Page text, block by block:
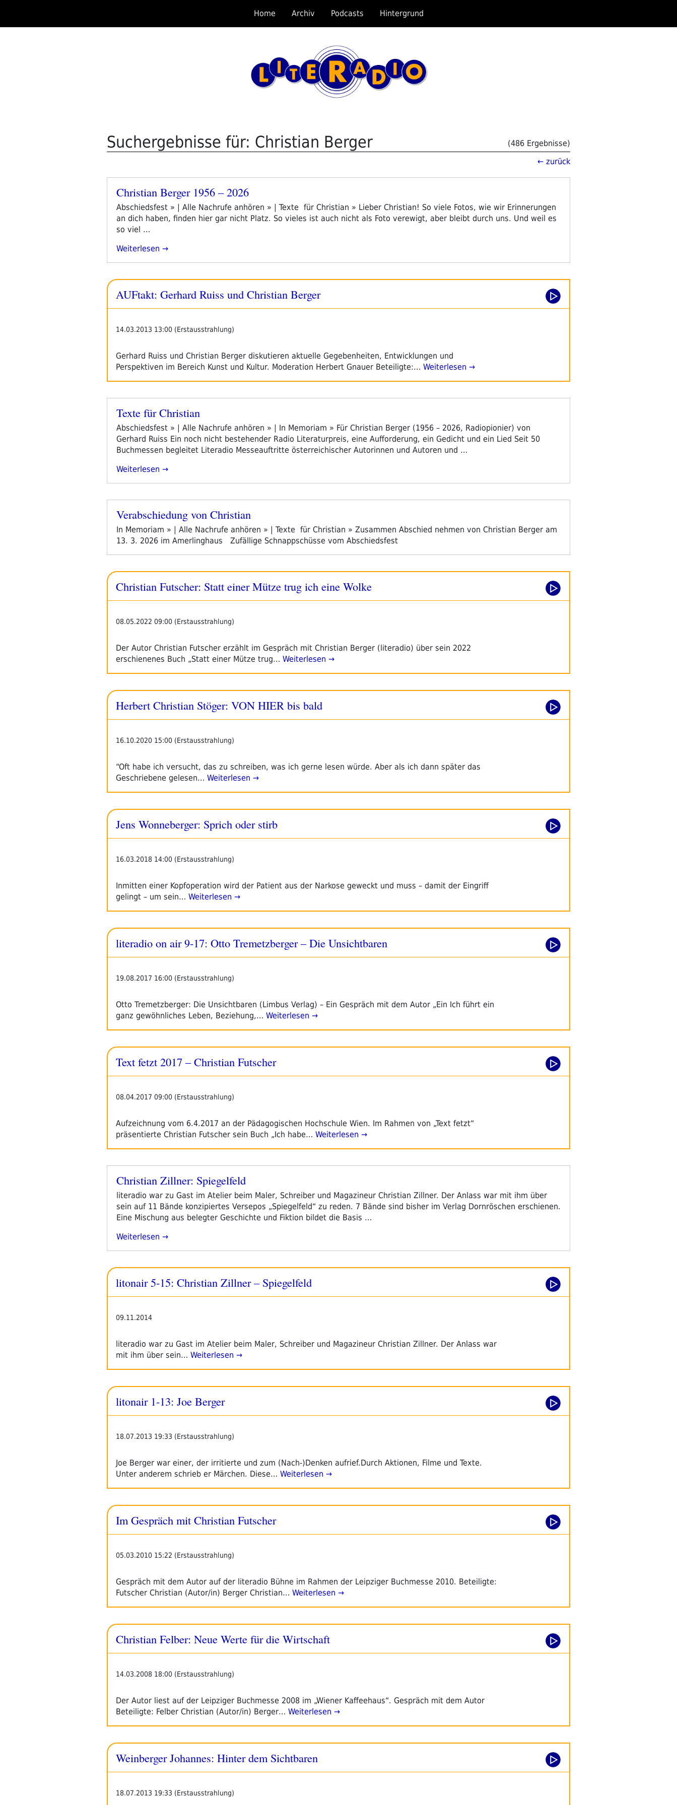
springen
Home Archiv Podcasts Hintergrund
Suchergebnisse für: Christian Berger
(486 Ergebnisse)
← zurück
Veröffentlicht
am
Christian Berger 1956 – 2026
Abschiedsfest » | Alle Nachrufe anhören » | Texte für Christian » Lieber Christian! So viele Fotos, wie wir Erinnerungen
an dich haben, finden hier gar nicht Platz. So vieles ist auch nicht als Foto verewigt, aber bleibt durch uns. Und weil es
so viel …
„Christian
–
2026“
Weiterlesen
AUFtakt: Gerhard Ruiss und Christian Berger
14.03.2013 13:00 (Erstausstrahlung)
Gerhard Ruiss und Christian Berger diskutieren aktuelle Gegebenheiten, Entwicklungen und
Perspektiven im Bereich Kunst und Kultur. Moderation Herbert Gnauer Beteiligte:… Weiterlesen →
Veröffentlicht
am
Texte für Christian
Abschiedsfest » | Alle Nachrufe anhören » | In Memoriam » Für Christian Berger (1956 – 2026, Radiopionier) von
Gerhard Ruiss Ein noch nicht bestehender Radio Literaturpreis, eine Aufforderung, ein Gedicht und ein Lied Seit 50
Buchmessen begleitet Literadio Messeauftritte österreichischer Autorinnen und Autoren und …
„Texte
Weiterlesen
Veröffentlicht
Verabschiedung von Christian
In Memoriam » | Alle Nachrufe anhören » | Texte für Christian » Zusammen Abschied nehmen von Christian Berger am
13. 3. 2026 im Amerlinghaus Zufällige Schnappschüsse vom Abschiedsfest
Christian Futscher: Statt einer Mütze trug ich eine Wolke
08.05.2022 09:00 (Erstausstrahlung)
Der Autor Christian Futscher erzählt im Gespräch mit Christian Berger (literadio) über sein 2022
erschienenes Buch „Statt einer Mütze trug… Weiterlesen →
Herbert Christian Stöger: VON HIER bis bald
16.10.2020 15:00 (Erstausstrahlung)
“Oft habe ich versucht, das zu schreiben, was ich gerne lesen würde. Aber als ich dann später das
Geschriebene gelesen… Weiterlesen →
Jens Wonneberger: Sprich oder stirb
16.03.2018 14:00 (Erstausstrahlung)
Inmitten einer Kopfoperation wird der Patient aus der Narkose geweckt und muss – damit der Eingriff
gelingt – um sein… Weiterlesen →
literadio on air 9-17: Otto Tremetzberger – Die Unsichtbaren
19.08.2017 16:00 (Erstausstrahlung)
Otto Tremetzberger: Die Unsichtbaren (Limbus Verlag) – Ein Gespräch mit dem Autor „Ein Ich führt ein
ganz gewöhnliches Leben, Beziehung,… Weiterlesen →
Text fetzt 2017 – Christian Futscher
08.04.2017 09:00 (Erstausstrahlung)
Aufzeichnung vom 6.4.2017 an der Pädagogischen Hochschule Wien. Im Rahmen von „Text fetzt“
präsentierte Christian Futscher sein Buch „Ich habe… Weiterlesen →
Veröffentlicht
Christian Zillner: Spiegelfeld
literadio war zu Gast im Atelier beim Maler, Schreiber und Magazineur Christian Zillner. Der Anlass war mit ihm über
sein auf 11 Bände konzipiertes Versepos „Spiegelfeld“ zu reden. 7 Bände sind bisher im Verlag Dornröschen erschienen.
Eine Mischung aus belegter Geschichte und Fiktion bildet die Basis …
„Christian
Weiterlesen
litonair 5-15: Christian Zillner – Spiegelfeld
09.11.2014
literadio war zu Gast im Atelier beim Maler, Schreiber und Magazineur Christian Zillner. Der Anlass war
mit ihm über sein… Weiterlesen →
litonair 1-13: Joe Berger
18.07.2013 19:33 (Erstausstrahlung)
Joe Berger war einer, der irritierte und zum (Nach-)Denken aufrief.Durch Aktionen, Filme und Texte.
Unter anderem schrieb er Märchen. Diese… Weiterlesen →
Im Gespräch mit Christian Futscher
05.03.2010 15:22 (Erstausstrahlung)
Gespräch mit dem Autor auf der literadio Bühne im Rahmen der Leipziger Buchmesse 2010. Beteiligte:
Futscher Christian (Autor/in) Berger Christian… Weiterlesen →
Christian Felber: Neue Werte für die Wirtschaft
14.03.2008 18:00 (Erstausstrahlung)
Der Autor liest auf der Leipziger Buchmesse 2008 im „Wiener Kaffeehaus“. Gespräch mit dem Autor
Beteiligte: Felber Christian (Autor/in) Berger… Weiterlesen →
Weinberger Johannes: Hinter dem Sichtbaren
18.07.2013 19:33 (Erstausstrahlung)